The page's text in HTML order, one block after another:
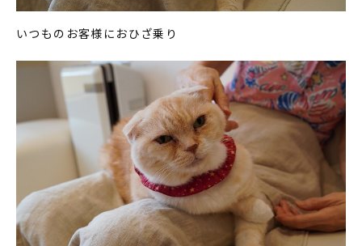
いつものお客様におひざ乗り